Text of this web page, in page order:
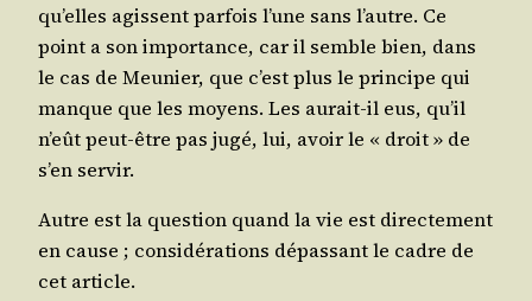
qu’elles agissent par­fois l’une sans l’autre. Ce
point a son impor­tance, car il semble bien, dans
le cas de Meu­nier, que c’est plus le prin­cipe qui
manque que les moyens. Les aurait-il eus, qu’il
n’eût peut-être pas jugé, lui, avoir le « droit » de
s’en servir.
Autre est la ques­tion quand la vie est direc­te­ment
en cause ; consi­dé­ra­tions dépas­sant le cadre de
cet article.